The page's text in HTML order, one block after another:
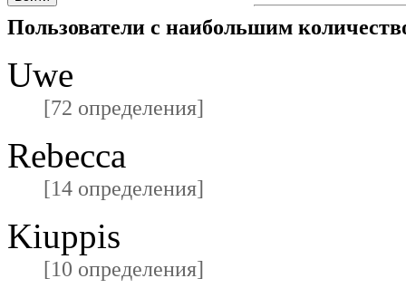
Пользователи с наибольшим
Uwe
[72 определения]
Rebecca
[14 определения]
Kiuppis
[10 определения]